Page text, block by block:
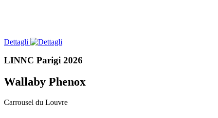
Dettagli
LINNC Parigi 2026
Wallaby Phenox
Carrousel du Louvre